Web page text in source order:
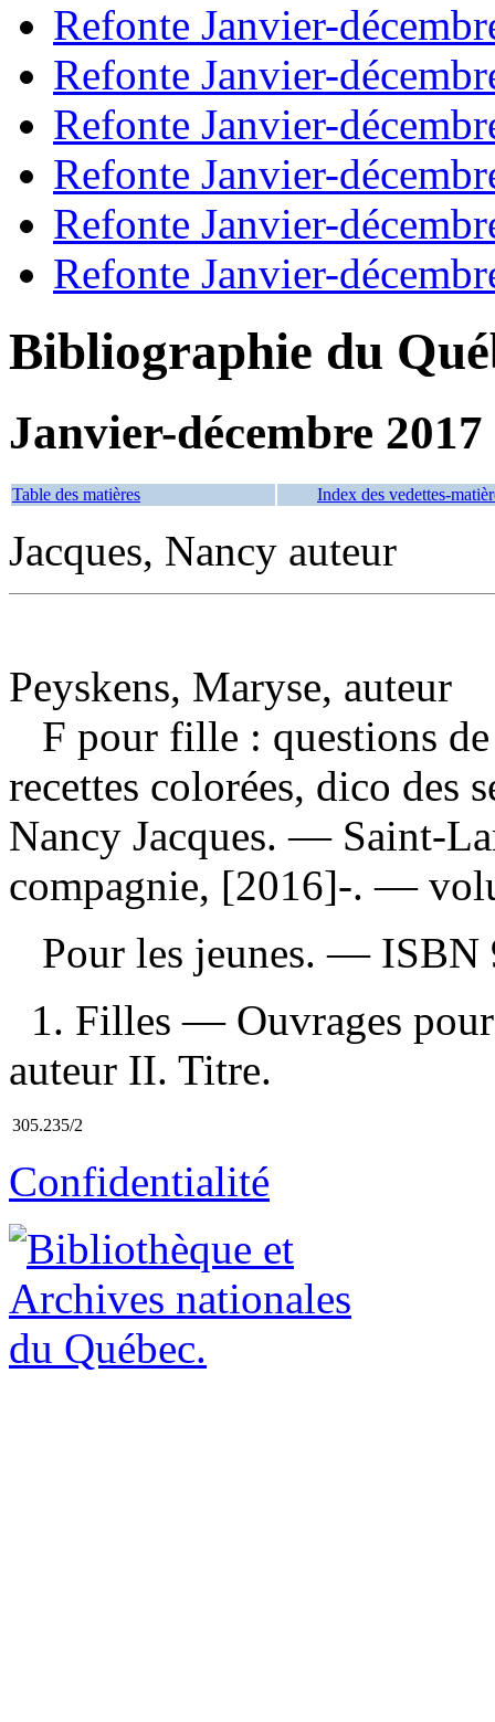
Refonte Janvier-
Refonte Janvier-
Refonte Janvier-
Refonte Janvier-
Refonte Janvier-
Refonte Janvier-
Bibliographie du
Janvier-décembre 2017
Table des matières Index des vedettes-
Jacques, Nancy auteur
Peyskens, Maryse, auteur
F pour fille : questions
recettes colorées, dico des
Nancy Jacques. — Saint-
compagnie, [2016]-. —
Pour les jeunes. — ISBN
1. Filles — Ouvrages pour
auteur II. Titre.
305.235/2
Confidentialité